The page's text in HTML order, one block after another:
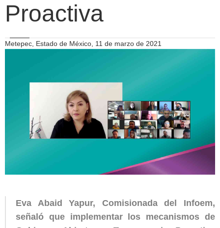
Proactiva
Metepec, Estado de México, 11 de marzo de 2021
Eva Abaid Yapur, Comisionada del Infoem,
señaló que implementar los mecanismos de